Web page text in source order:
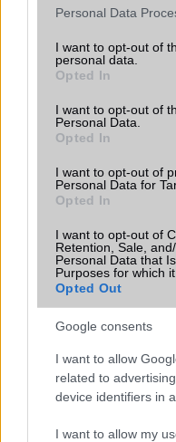
Please note that this
not limited to your visit
grant or deny consent to
use your data for below
consent section.
Personal Data
I want to opt-out of
personal data.
Opted In
I want to opt-out of
Personal Data.
Opted In
I want to opt-out of
Personal Data for
Opted In
I want to opt-out of
Retention, Sale,
Personal Data that
Purposes for which
Opted Out
Google consents
I want to allow
related to
device identifiers in
I want to allow my
Flight mode
Terület
Funkciók
Brand
Védelem
Limited Edition
N/A = Nincs adat. Legutóbbi
Új és Használt GSM
Apple